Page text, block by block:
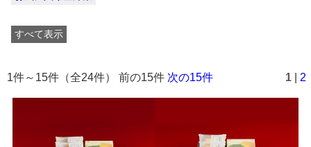
すべて表示
1件～15件（全24件） 前の15件 次の15件 1 2